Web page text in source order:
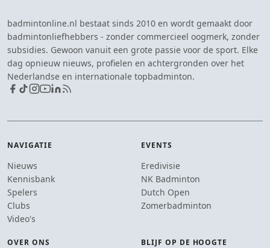
badmintonline.nl bestaat sinds 2010 en wordt gemaakt door
badmintonliefhebbers - zonder commercieel oogmerk, zonder
subsidies. Gewoon vanuit een grote passie voor de sport. Elke
dag opnieuw nieuws, profielen en achtergronden over het
Nederlandse en internationale topbadminton.
NAVIGATIE
Nieuws
Kennisbank
Spelers
Clubs
Video's
EVENTS
Eredivisie
NK Badminton
Dutch Open
Zomerbadminton
OVER ONS BLIJF OP DE HOOGTE